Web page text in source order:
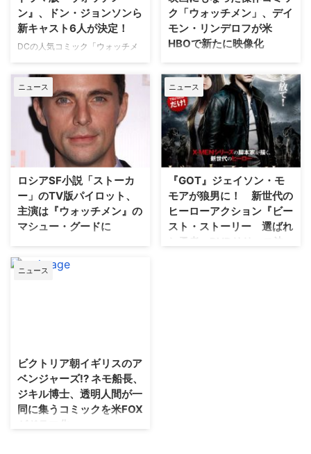
DCだけじゃない！こんなにも広
いアメコミの…
ン』、ドン・ジョンソンら
新キャスト6人が決定！
DCの人気コミック「ウォッチメ
リーズに、1980年代の人気刑事
ドラマ『マイアミ・バイス』に主
演したドン・ジョンソンをはじめ
とする新キャスト6人が決定した
ことが分かった。米TV Lineが報
じている。 【関連記事】TVドラ
マからスーパーヒーローへ！転身
を遂げた俳優たち＜前編＞ アラ
ン・ムーア…
ク「ウォッチメン」、デイ
モン・リンデロフが米
HBOで新たに映像化
米HBOのサスペンスドラマ
『LEFTOVERS／残された世界』
で製作総指揮を務めたデイモン・
リンデロフ（『LOST』『プロメ
テウス』）が、同局で、DCコミ
ックの傑作「ウォッチメン」を
TVシリーズにする企画を進めて
いることが分かった。 関係筋の
Reporterが報じたところによる
と、プロジ…
ニュース
ロシアSF小説「ストーカ
ー」のTV版パイロット、
主演は『ウォッチメン』の
マシュー・グードに
アンドレイ・タルコフスキー監督
により1979年に映画化されたロ
シアの有名なSF小説「ストーカ
Reporterなどが報じた。…
ニュース
『GOT』ジェイソン・モ
モアが狼男に！ 新世代の
ヒーローアクション『ビー
スト・ストーリー 選ばれ
し勇者』DVDリリース決
ニュース
ビクトリア朝イギリスのア
ベンジャーズ!? ネモ船長、
ジキル博士、透明人間が一
同に集うコミックを米FOX
がドラマ化